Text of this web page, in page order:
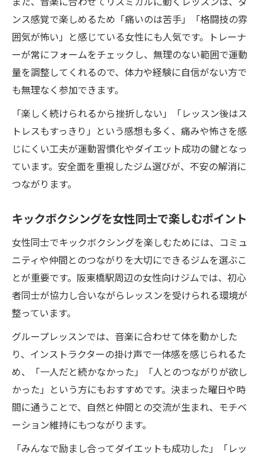
ンス感覚で楽しめるため「痛いのは苦手」「格闘技の雰
囲気が怖い」と感じている女性にも人気です。トレーナ
ーが常にフォームをチェックし、無理のない範囲で運動
量を調整してくれるので、体力や経験に自信がない方で
も無理なく参加できます。
「楽しく続けられるから挫折しない」「レッスン後はス
トレスもすっきり」という感想も多く、痛みや怖さを感
じにくい工夫が運動習慣化やダイエット成功の鍵となっ
ています。安全面を重視したジム選びが、不安の解消に
つながります。
キックボクシングを女性同士で楽しむポイント
女性同士でキックボクシングを楽しむためには、コミュ
ニティや仲間とのつながりを大切にできるジムを選ぶこ
とが重要です。阪東橋駅周辺の女性向けジムでは、初心
者同士が協力し合いながらレッスンを受けられる環境が
整っています。
グループレッスンでは、音楽に合わせて体を動かした
り、インストラクターの掛け声で一体感を感じられるた
め、「一人だと続かなかった」「人とのつながりが欲し
かった」という方にもおすすめです。決まった曜日や時
間に通うことで、自然と仲間との交流が生まれ、モチベ
ーション維持にもつながります。
「みんなで励まし合ってダイエットも成功した」「レッ